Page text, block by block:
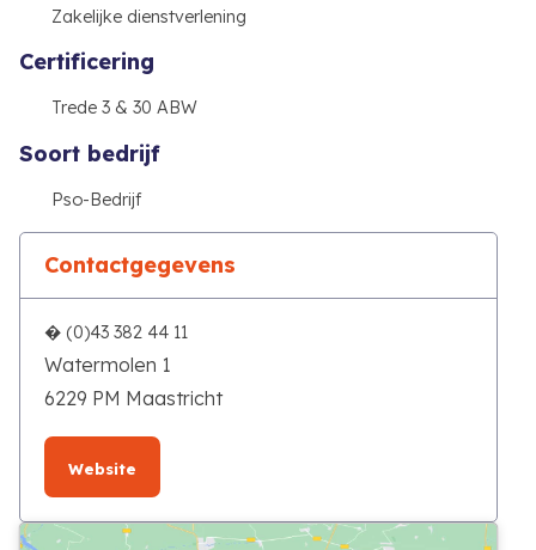
Zakelijke dienstverlening
Certificering
Trede 3 & 30 ABW
Soort bedrijf
Pso-Bedrijf
Contactgegevens
� (0)43 382 44 11
Watermolen 1
6229 PM Maastricht
Website